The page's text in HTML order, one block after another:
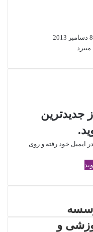
8 دسامبر 2013
جدیدترین
ایمیل خود رفته و روی
و